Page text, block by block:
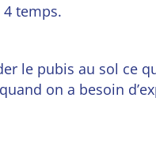
temps.
le pubis au sol ce
on a besoin